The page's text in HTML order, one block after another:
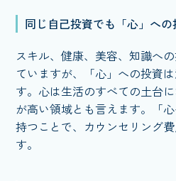
同じ自己投資でも「心」へ
スキル、健康、美容、知識へ
ていますが、「心」への投資
す。心は生活のすべての土台
が高い領域とも言えます。「
持つことで、カウンセリング
す。